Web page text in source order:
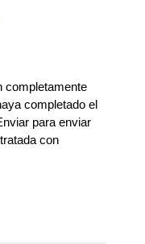
completamente
completado el
para enviar
con